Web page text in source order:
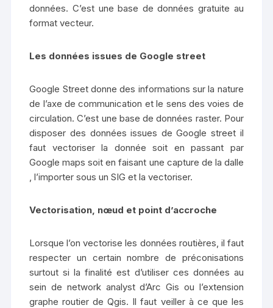
données. C’est une base de données gratuite au
format vecteur.
Les données issues de Google street
Google Street donne des informations sur la nature
de l’axe de communication et le sens des voies de
circulation. C’est une base de données raster. Pour
disposer des données issues de Google street il
faut vectoriser la donnée soit en passant par
Google maps soit en faisant une capture de la dalle
, l’importer sous un SIG et la vectoriser.
Vectorisation, nœud et point d’accroche
Lorsque l’on vectorise les données routières, il faut
respecter un certain nombre de préconisations
surtout si la finalité est d’utiliser ces données au
sein de network analyst d’Arc Gis ou l’extension
graphe routier de Qgis. Il faut veiller à ce que les